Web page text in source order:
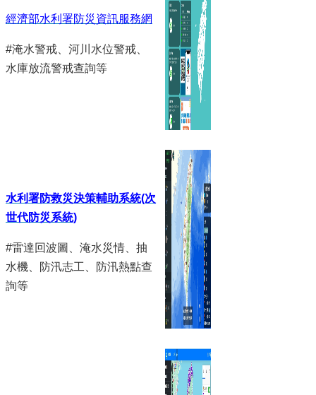
經濟部水利署防災資訊服務網
#淹水警戒、河川水位警戒、
水庫放流警戒查詢等
水利署防救災決策輔助系統(次
世代防災系統)
#雷達回波圖、淹水災情、抽
水機、防汛志工、防汛熱點查
詢等